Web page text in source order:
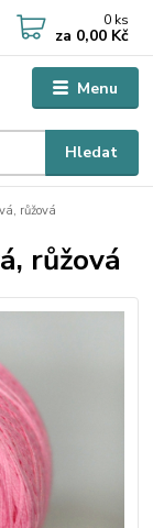
Menu
Hledat
0 ks
za 0,00 Kč
růžová
růžová